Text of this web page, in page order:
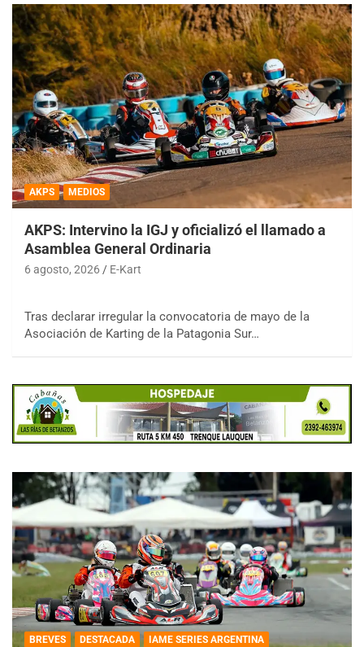
AKPS MEDIOS
AKPS: Intervino la IGJ y oficializó el llamado a
Asamblea General Ordinaria
6 agosto, 2026 E-Kart
Tras declarar irregular la convocatoria de mayo de la
Asociación de Karting de la Patagonia Sur…
BREVES DESTACADA
IAME SERIES ARGENTINA